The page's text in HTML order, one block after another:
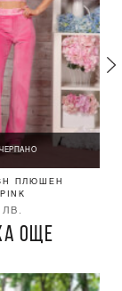
ПЛЮШЕН
ЛВ.
ОЩЕ